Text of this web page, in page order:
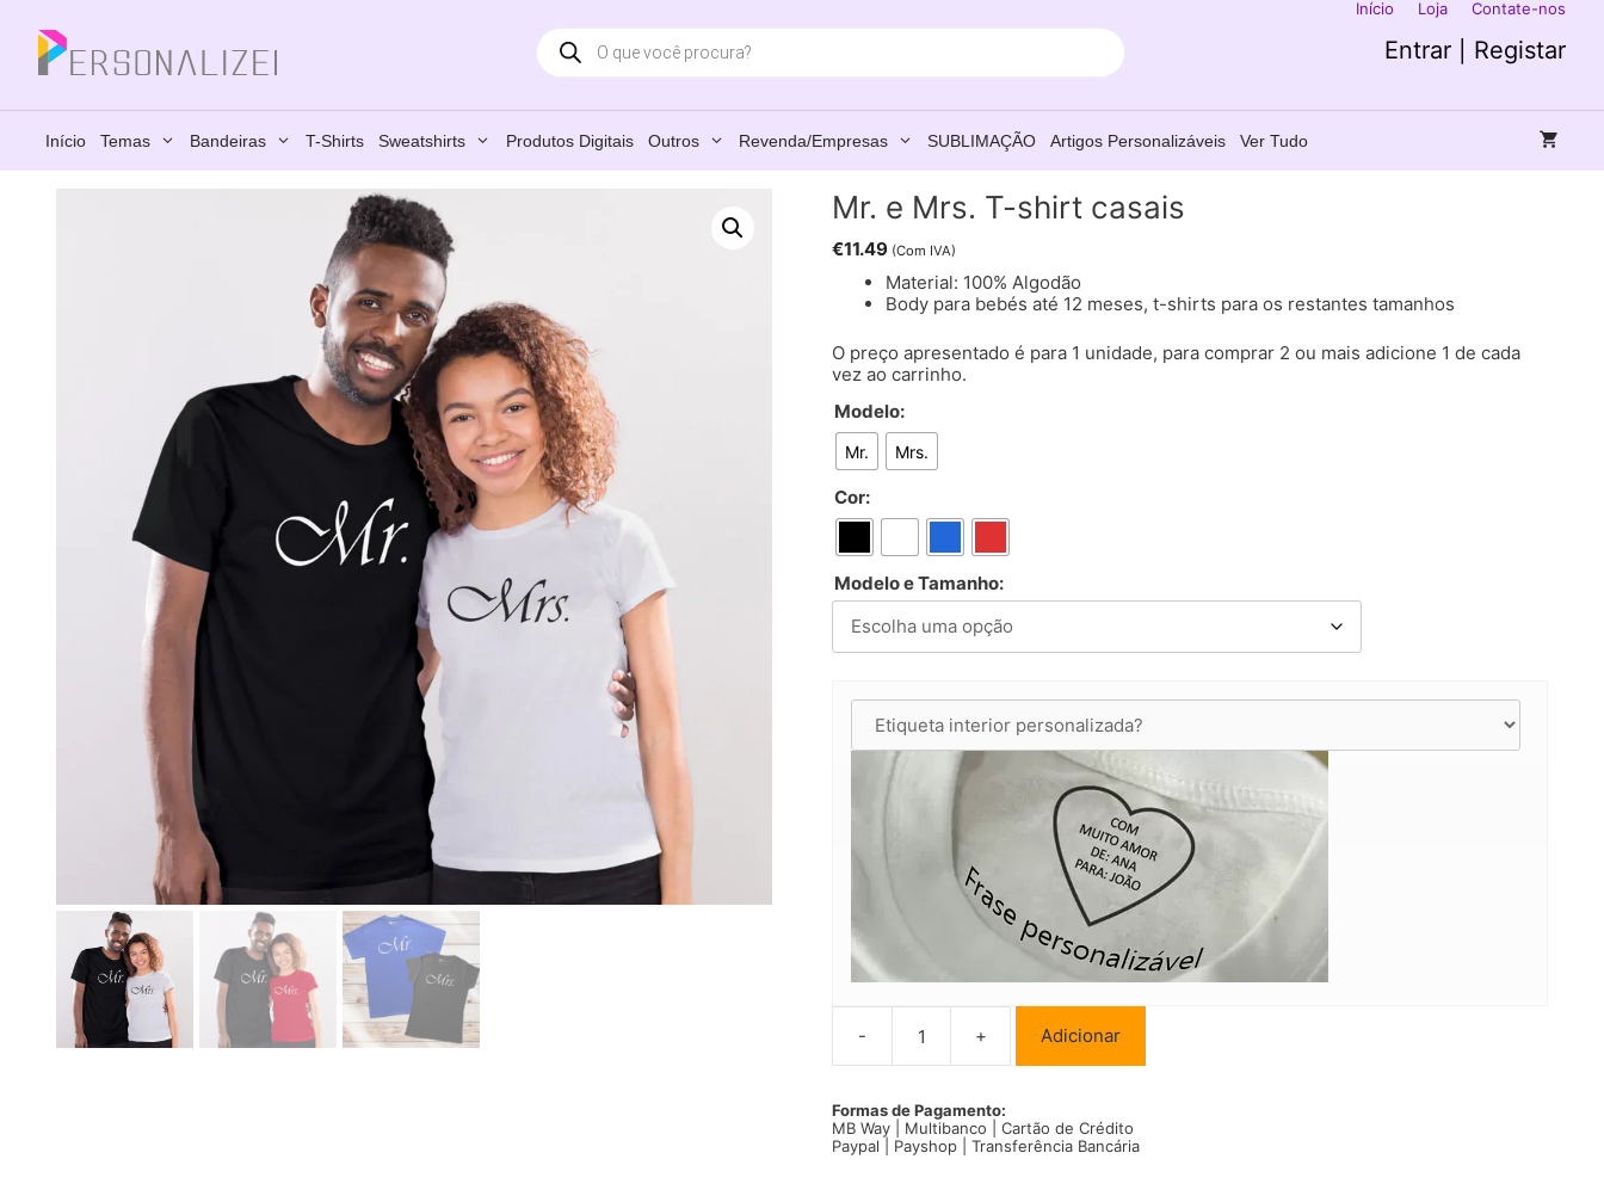
conteúdo
Início Loja Contate-nos
Entrar | Registar
Products
search
Início Temas Bandeiras T-Shirts Sweatshirts Produtos Digitais Outros Revenda/Empresas SUBLIMAÇÃO Artigos Personalizáveis Ver Tudo
Mr. e Mrs. T-shirt casais
€11.49 (Com IVA)
Material: 100% Algodão
Body para bebés até 12 meses, t-shirts para os restantes tamanhos
O preço apresentado é para 1 unidade, para comprar 2 ou mais adicione 1 de cada
vez ao carrinho.
Modelo:
Mr. Mrs.
Cor:
Modelo e Tamanho:
-
Quantidade
de
e
Mrs.
T-
+ Adicionar
Formas de Pagamento:
MB Way | Multibanco | Cartão de Crédito
Paypal | Payshop | Transferência Bancária